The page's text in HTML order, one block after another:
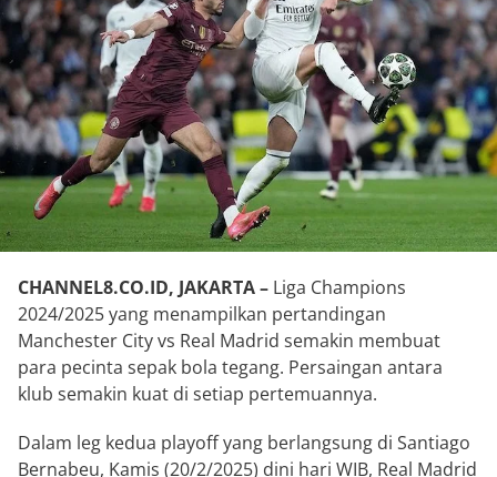
CHANNEL8.CO.ID, JAKARTA – Liga Champions
2024/2025 yang menampilkan pertandingan
Manchester City vs Real Madrid semakin membuat
para pecinta sepak bola tegang. Persaingan antara
klub semakin kuat di setiap pertemuannya.
Dalam leg kedua playoff yang berlangsung di Santiago
Bernabeu, Kamis (20/2/2025) dini hari WIB, Real Madrid